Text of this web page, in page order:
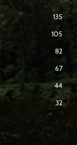
135
105
82
67
44
32